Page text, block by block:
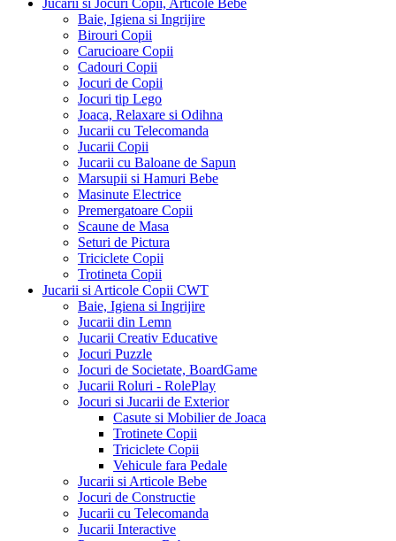
Jucarii si Jocuri Copii, Articole Bebe
Baie, Igiena si Ingrijire
Birouri Copii
Carucioare Copii
Cadouri Copii
Jocuri de Copii
Jocuri tip Lego
Joaca, Relaxare si Odihna
Jucarii cu Telecomanda
Jucarii Copii
Jucarii cu Baloane de Sapun
Marsupii si Hamuri Bebe
Masinute Electrice
Premergatoare Copii
Scaune de Masa
Seturi de Pictura
Triciclete Copii
Trotineta Copii
Jucarii si Articole Copii CWT
Baie, Igiena si Ingrijire
Jucarii din Lemn
Jucarii Creativ Educative
Jocuri Puzzle
Jocuri de Societate, BoardGame
Jucarii Roluri - RolePlay
Jocuri si Jucarii de Exterior
Casute si Mobilier de Joaca
Trotinete Copii
Triciclete Copii
Vehicule fara Pedale
Jucarii si Articole Bebe
Jocuri de Constructie
Jucarii cu Telecomanda
Jucarii Interactive